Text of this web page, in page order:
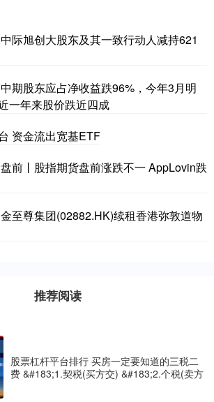
际旭创大股东及其一致行动人减持621
期股东应占净收益跌96%，今年3月明
一年来股价跌近四成
资金流出宽基ETF
前丨股指期货盘前涨跌不一 AppLovin跌
至尊集团(02882.HK)续租香港弥敦道物
推荐阅读
股票杠杆平台排行 买房一定要知道的三税二
费 &#183;1.契税(买方交) &#183;2.个税(卖方